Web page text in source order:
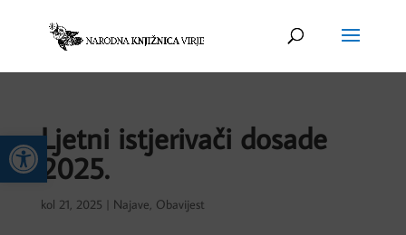
Open toolbar
Ljetni istjerivači dosade
2025.
kol 21, 2025 Najave, Obavijest